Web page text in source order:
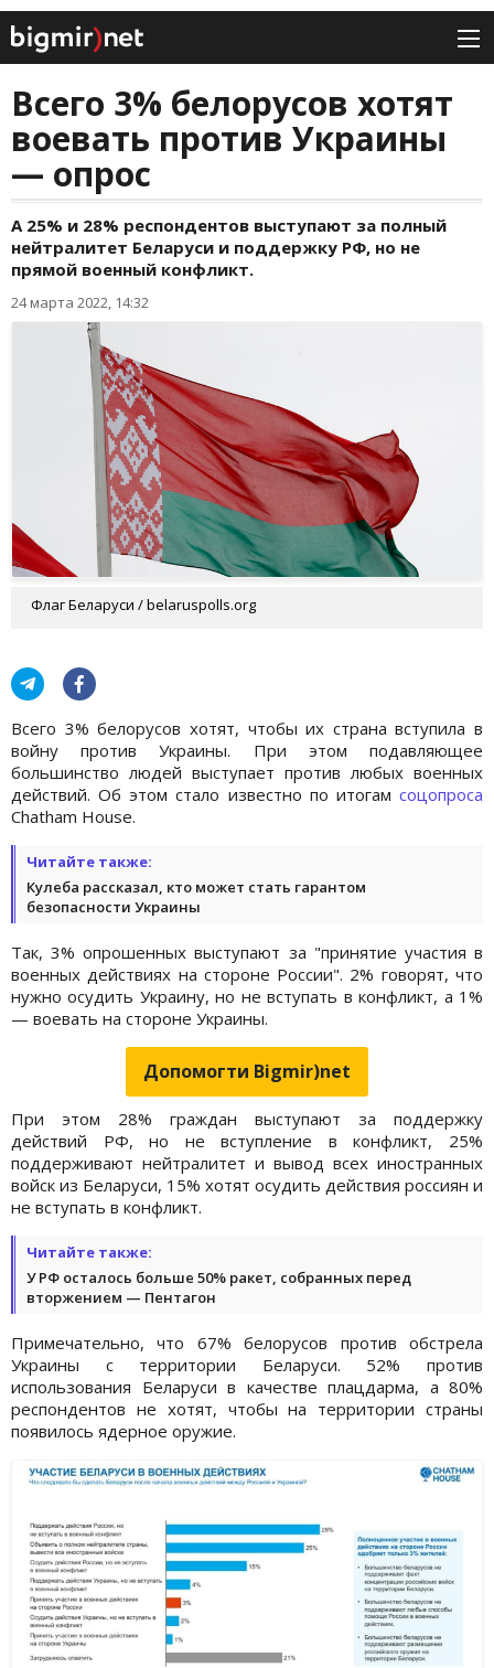
Всего 3% белорусов хотят
воевать против Украины
— опрос
А 25% и 28% респондентов выступают за полный
нейтралитет Беларуси и поддержку РФ, но не
прямой военный конфликт.
24 марта 2022, 14:32
Флаг Беларуси / belaruspolls.org
Всего 3% белорусов хотят, чтобы их страна вступила в
войну против Украины. При этом подавляющее
большинство людей выступает против любых военных
действий. Об этом стало известно по итогам соцопроса
Chatham House.
Читайте также:
Кулеба рассказал, кто может стать гарантом
безопасности Украины
Так, 3% опрошенных выступают за "принятие участия в
военных действиях на стороне России". 2% говорят, что
нужно осудить Украину, но не вступать в конфликт, а 1%
— воевать на стороне Украины.
Допомогти Bigmir)net
При этом 28% граждан выступают за поддержку
действий РФ, но не вступление в конфликт, 25%
поддерживают нейтралитет и вывод всех иностранных
войск из Беларуси, 15% хотят осудить действия россиян и
не вступать в конфликт.
Читайте также:
У РФ осталось больше 50% ракет, собранных перед
вторжением — Пентагон
Примечательно, что 67% белорусов против обстрела
Украины с территории Беларуси. 52% против
использования Беларуси в качестве плацдарма, а 80%
респондентов не хотят, чтобы на территории страны
появилось ядерное оружие.